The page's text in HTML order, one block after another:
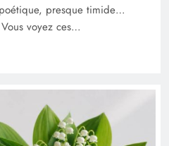
presque timide…
voyez ces…